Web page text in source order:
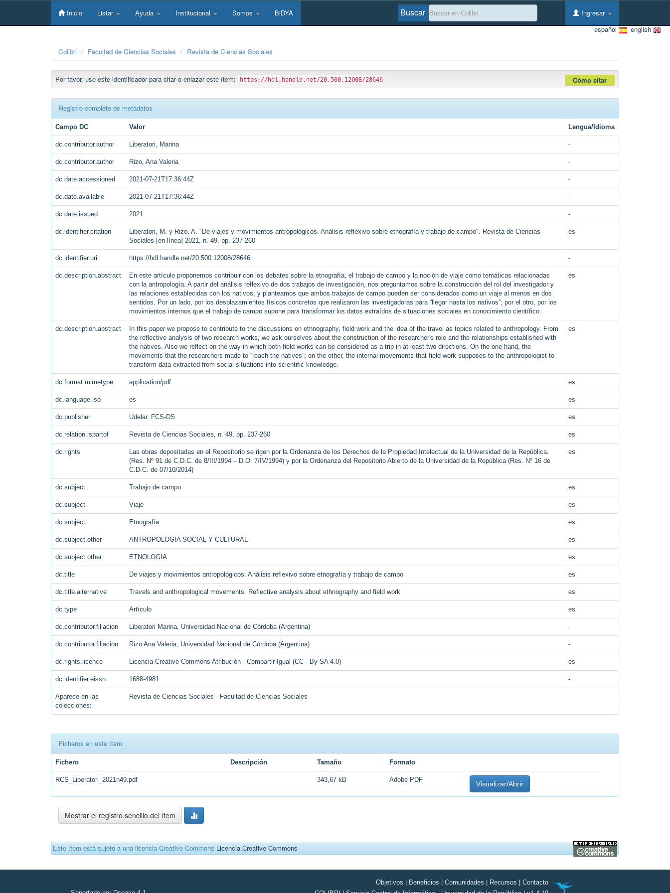
Skip
Inicio Listar Ayuda Institucional Somos BiDYA Ingresar
Buscar
english
español
Colibri Facultad de Ciencias Sociales Revista de Ciencias Sociales
Por favor, use este identificador para citar o enlazar este ítem: https://hdl.handle.net/20.500.12008/28646 Cómo citar
Registro completo de metadatos
Campo DC Valor Lengua/Idioma
dc.contributor.author Liberatori, Marina -
dc.contributor.author Rizo, Ana Valeria -
dc.date.accessioned 2021-07-21T17:36:44Z -
dc.date.available 2021-07-21T17:36:44Z -
dc.date.issued 2021 -
dc.identifier.citation
Liberatori, M. y Rizo, A. "De viajes y movimientos antropológicos. Análisis reflexivo sobre etnografía y trabajo de campo". Revista de Ciencias
Sociales [en línea] 2021, n. 49, pp. 237-260
es
dc.identifier.uri https://hdl.handle.net/20.500.12008/28646 -
dc.description.abstract
En este artículo proponemos contribuir con los debates sobre la etnografía, el trabajo de campo y la noción de viaje como temáticas relacionadas
con la antropología. A partir del análisis reflexivo de dos trabajos de investigación, nos preguntamos sobre la construcción del rol del investigador y
las relaciones establecidas con los nativos, y planteamos que ambos trabajos de campo pueden ser considerados como un viaje al menos en dos
sentidos. Por un lado, por los desplazamientos físicos concretos que realizaron las investigadoras para “llegar hasta los nativos”; por el otro, por los
movimientos internos que el trabajo de campo supone para transformar los datos extraídos de situaciones sociales en conocimiento científico.
es
dc.description.abstract
In this paper we propose to contribute to the discussions on ethnography, field work and the idea of the travel as topics related to anthropology. From
the reflective analysis of two research works, we ask ourselves about the construction of the researcher's role and the relationships established with
the natives. Also we reflect on the way in which both field works can be considered as a trip in at least two directions. On the one hand, the
movements that the researchers made to “reach the natives”; on the other, the internal movements that field work supposes to the anthropologist to
transform data extracted from social situations into scientific knowledge.
es
dc.format.mimetype application/pdf es
dc.language.iso es es
dc.publisher Udelar. FCS-DS es
dc.relation.ispartof Revista de Ciencias Sociales, n. 49, pp. 237-260 es
dc.rights
Las obras depositadas en el Repositorio se rigen por la Ordenanza de los Derechos de la Propiedad Intelectual de la Universidad de la República.
(Res. Nº 91 de C.D.C. de 8/III/1994 – D.O. 7/IV/1994) y por la Ordenanza del Repositorio Abierto de la Universidad de la República (Res. Nº 16 de
C.D.C. de 07/10/2014)
es
dc.subject Trabajo de campo es
dc.subject Viaje es
dc.subject Etnografía es
dc.subject.other ANTROPOLOGIA SOCIAL Y CULTURAL es
dc.subject.other ETNOLOGIA es
dc.title De viajes y movimientos antropológicos. Análisis reflexivo sobre etnografía y trabajo de campo es
dc.title.alternative Travels and anthropological movements. Reflective analysis about ethnography and field work es
dc.type Artículo es
dc.contributor.filiacion Liberatori Marina, Universidad Nacional de Córdoba (Argentina) -
dc.contributor.filiacion Rizo Ana Valeria, Universidad Nacional de Córdoba (Argentina) -
dc.rights.licence Licencia Creative Commons Atribución - Compartir Igual (CC - By-SA 4.0) es
dc.identifier.eissn 1688-4981 -
Aparece en las
colecciones:
Revista de Ciencias Sociales - Facultad de Ciencias Sociales
Ficheros en este ítem:
Fichero Descripción Tamaño Formato
RCS_Liberatori_2021n49.pdf 343,67 kB Adobe PDF
Visualizar/Abrir
Mostrar el registro sencillo del ítem
Este ítem está sujeto a una licencia Creative Commons Licencia Creative Commons
Objetivos Beneficios Comunidades Recursos
Contacto